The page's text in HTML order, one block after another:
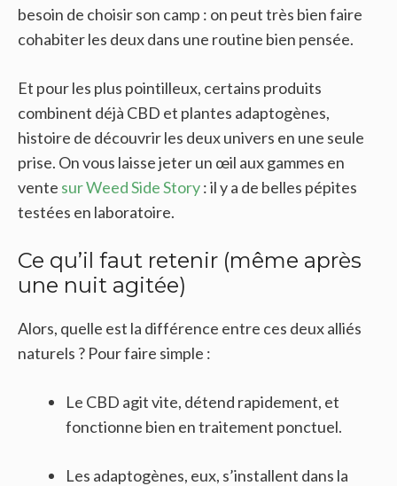
besoin de choisir son camp : on peut très bien faire
cohabiter les deux dans une routine bien pensée.
Et pour les plus pointilleux, certains produits
combinent déjà CBD et plantes adaptogènes,
histoire de découvrir les deux univers en une seule
prise. On vous laisse jeter un œil aux gammes en
vente sur Weed Side Story: il y a de belles pépites
testées en laboratoire.
Ce qu’il faut retenir (même après
une nuit agitée)
Alors, quelle est la différence entre ces deux alliés
naturels ? Pour faire simple :
Le CBD agit vite, détend rapidement, et
fonctionne bien en traitement ponctuel.
Les adaptogènes, eux, s’installent dans la